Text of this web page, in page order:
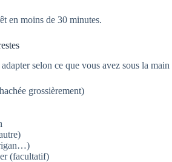
en moins de 30 minutes.
selon ce que vous avez sous la main
grossièrement)
(facultatif)